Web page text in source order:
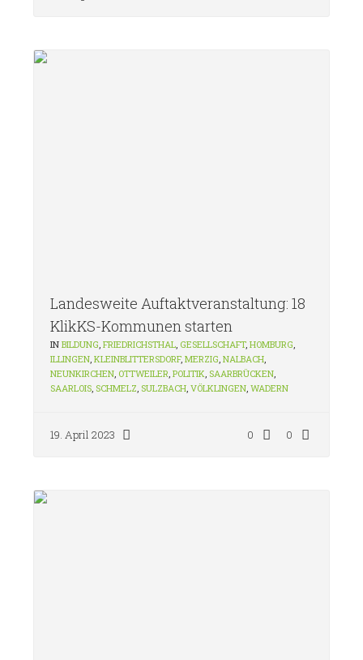
Landesweite Auftaktveranstaltung: 18
KlikKS-Kommunen starten
INBILDUNG,FRIEDRICHSTHAL, GESELLSCHAFT,HOMBURG,
ILLINGEN,KLEINBLITTERSDORF,MERZIG,NALBACH,
NEUNKIRCHEN, OTTWEILER,POLITIK,SAARBRÜCKEN,
SAARLOIS,SCHMELZ,SULZBACH,VÖLKLINGEN,WADERN
0
0
19. April 2023